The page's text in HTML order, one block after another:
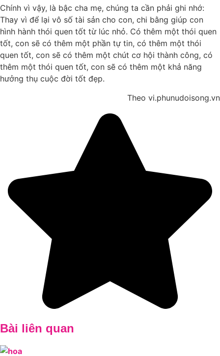
Chính vì vậy, là bậc cha mẹ, chúng ta cần phải ghi nhớ:
Thay vì để lại vô số tài sản cho con, chi bằng giúp con
hình hành thói quen tốt từ lúc nhỏ. Có thêm một thói quen
tốt, con sẽ có thêm một phần tự tin, có thêm một thói
quen tốt, con sẽ có thêm một chút cơ hội thành công, có
thêm một thói quen tốt, con sẽ có thêm một khả năng
hưởng thụ cuộc đời tốt đẹp.
Theo vi.phunudoisong.vn
Bài liên quan